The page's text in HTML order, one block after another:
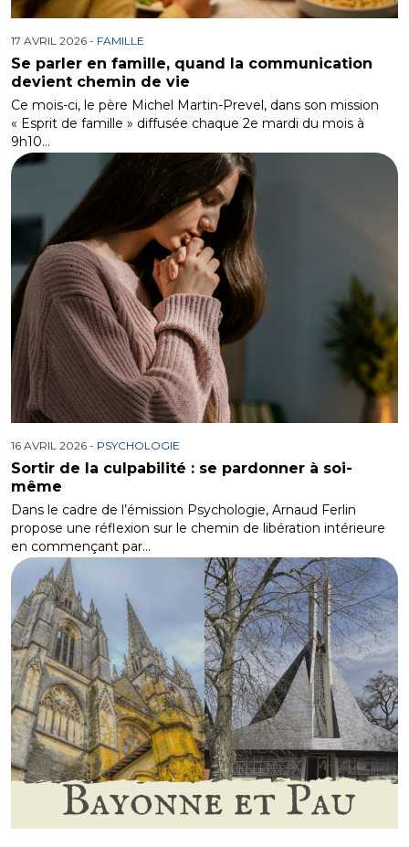
17 AVRIL 2026 - FAMILLE
Se parler en famille, quand la communication
devient chemin de vie
Ce mois-ci, le père Michel Martin-Prevel, dans son mission
« Esprit de famille » diffusée chaque 2e mardi du mois à
9h10…
16 AVRIL 2026 - PSYCHOLOGIE
Sortir de la culpabilité : se pardonner à soi-
même
Dans le cadre de l’émission Psychologie, Arnaud Ferlin
propose une réflexion sur le chemin de libération intérieure
en commençant par…